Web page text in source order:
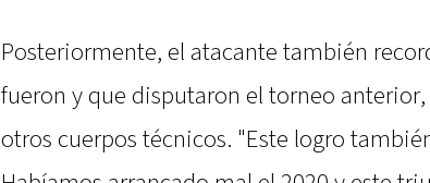
Posteriormente, el atacante también
fueron y que disputaron el torneo
otros cuerpos técnicos. "Este logro